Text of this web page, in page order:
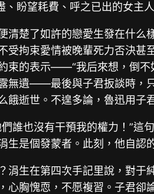
、盼望耗費、呼之已出的女
清楚了如許的戀愛生發在什
受拘束愛情被晚輩死力否決
束的表示——“我后來想，倒不
無遺——最後與子君扳談時，
餓逝世。不遑多論，魯迅用子
誰也沒有干預我的權力！”這
生是個發蒙者。此刻，他自認
涓生在第四次手記里說，對
心胸愧恧，不愿複習。子君